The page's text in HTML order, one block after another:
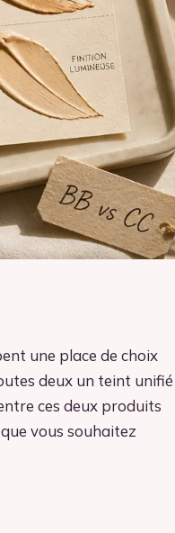
une place de choix
deux un teint unifié
ces deux produits
vous souhaitez